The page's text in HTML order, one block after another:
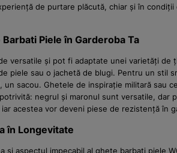
de purtare plăcută, chiar și în
Piele în Garderoba Ta
versatile și pot fi adaptate unei varietăți
piele sau o jachetă de blugi. Pentru un stil
un sacou. Ghetele de inspirație militară
negrul și maronul sunt versatile,
acestea vor deveni piese de rezistență în
în Longevitate
și aspectul impecabil al ghete barbati piele